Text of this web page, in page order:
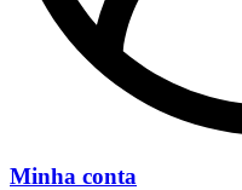
Minha conta